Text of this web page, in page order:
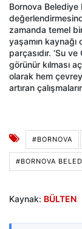
Bornova Belediye
zamanda temel
yaşamın
parçasıdır. ‘Su
görünür kılması
olarak hem
artıran
#BORNOVA
#BORNOVA
Kaynak: BÜLTEN